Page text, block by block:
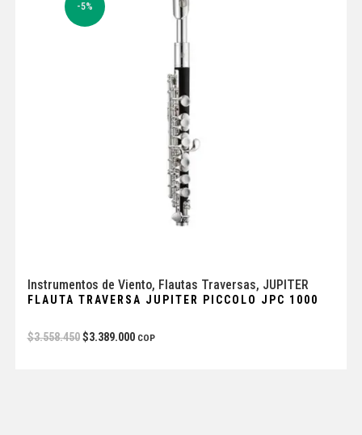
-5%
Instrumentos de Viento, Flautas Traversas, JUPITER
FLAUTA TRAVERSA JUPITER PICCOLO JPC 1000
$3.558.450 $3.389.000 COP